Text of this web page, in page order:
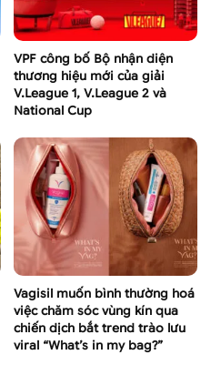
VPF công bố Bộ nhận diện
thương hiệu mới của giải
V.League 1, V.League 2 và
National Cup
Vagisil muốn bình thường hoá
việc chăm sóc vùng kín qua
chiến dịch bắt trend trào lưu
viral “What’s in my bag?”